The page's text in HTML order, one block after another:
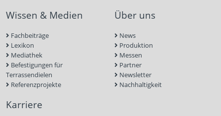
Wissen & Medien
Fachbeiträge
Lexikon
Mediathek
Befestigungen für
Terrassendielen
Referenzprojekte
Über uns
News
Produktion
Messen
Partner
Newsletter
Nachhaltigkeit
Karriere